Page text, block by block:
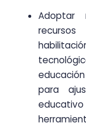
Adoptar
para